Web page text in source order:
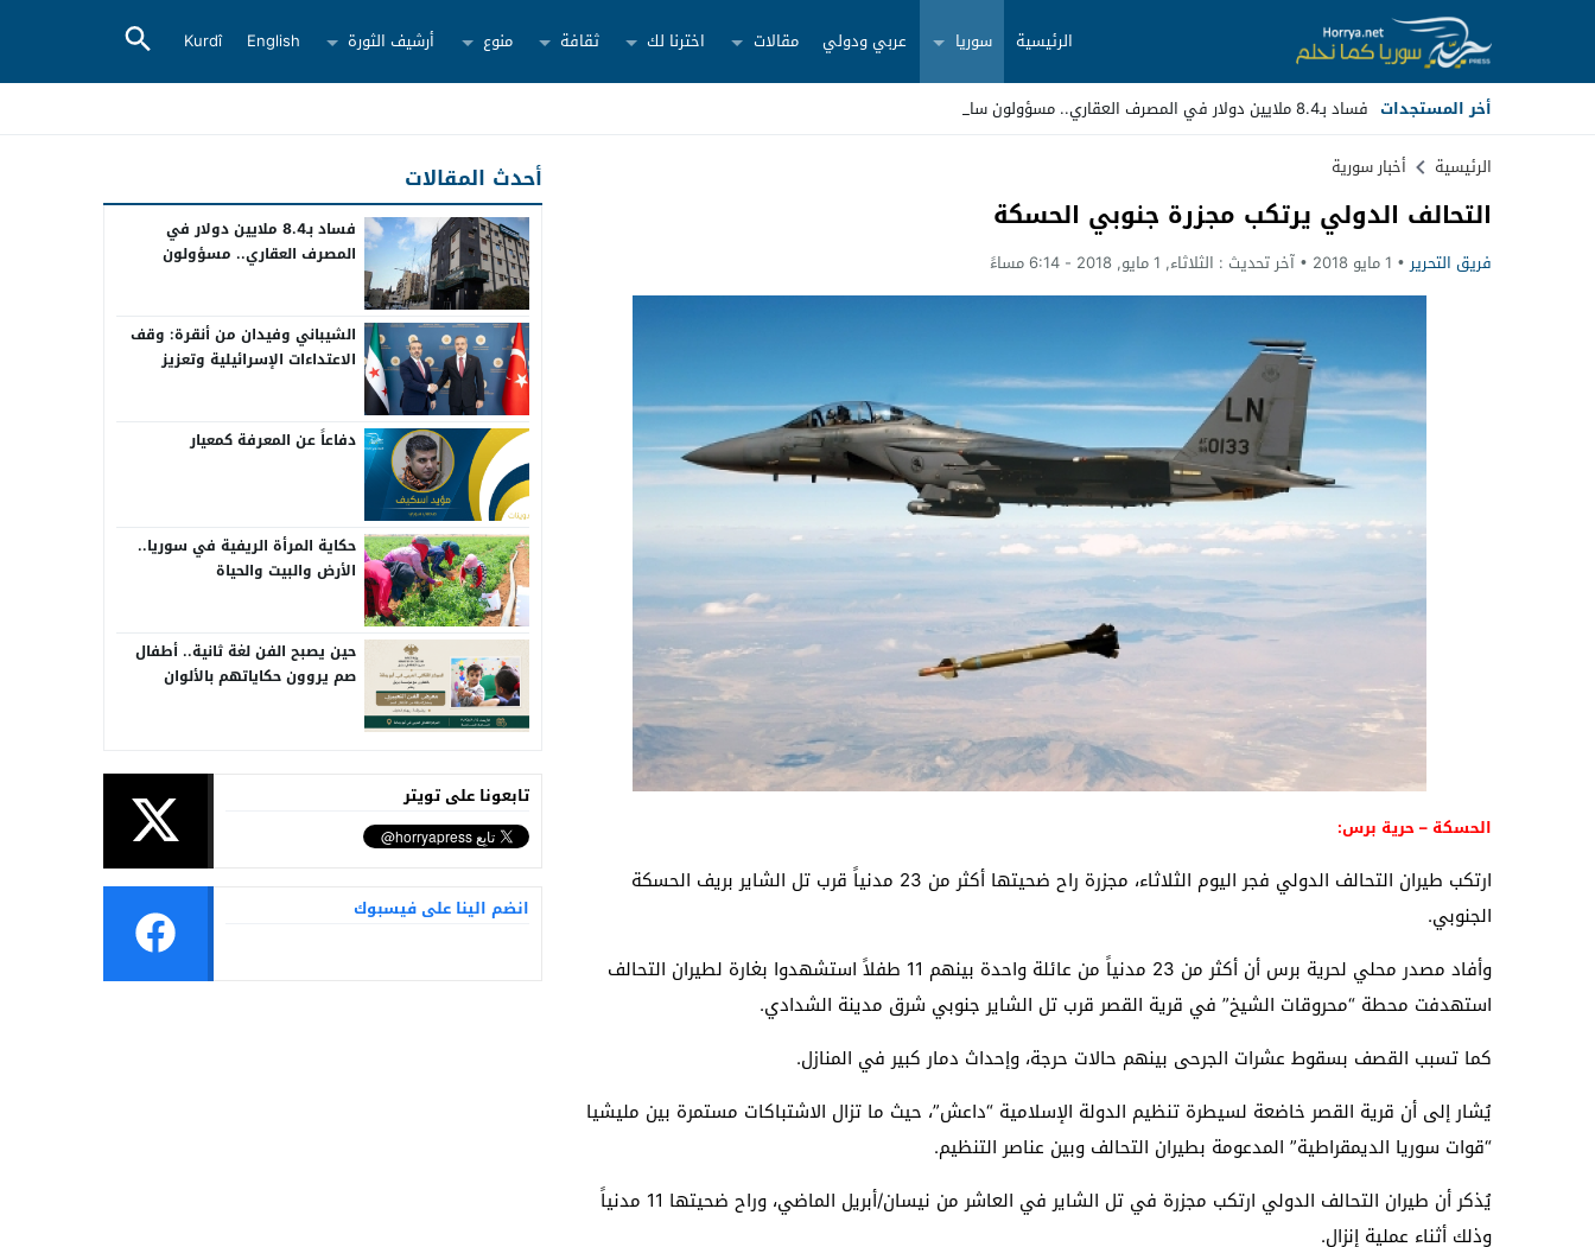
الرئيسية سوريا عربي ودولي مقالات اخترنا لك ثقافة منوع أرشيف الثورة English
Kurdî
أخر المستجدات فساد بـ8.4 ملايين دولار في المصرف العقاري.. مسؤولون سابقون أم _
Stop
Previous
Next
الرئيسية أخبار سورية
التحالف الدولي يرتكب مجزرة جنوبي الحسكة
فريق التحرير 1 مايو 2018 آخر تحديث : الثلاثاء, 1 مايو, 2018 - 6:14 مساءً
الحسكة – حرية برس:
ارتكب طيران التحالف الدولي فجر اليوم الثلاثاء، مجزرة راح ضحيتها أكثر من 23 مدنياً قرب تل الشاير بريف الحسكة
الجنوبي.
وأفاد مصدر محلي لحرية برس أن أكثر من 23 مدنياً من عائلة واحدة بينهم 11 طفلاً استشهدوا بغارة لطيران التحالف
استهدفت محطة “محروقات الشيخ” في قرية القصر قرب تل الشاير جنوبي شرق مدينة الشدادي.
كما تسبب القصف بسقوط عشرات الجرحى بينهم حالات حرجة، وإحداث دمار كبير في المنازل.
يُشار إلى أن قرية القصر خاضعة لسيطرة تنظيم الدولة الإسلامية “داعش”، حيث ما تزال الاشتباكات مستمرة بين مليشيا
“قوات سوريا الديمقراطية” المدعومة بطيران التحالف وبين عناصر التنظيم.
يُذكر أن طيران التحالف الدولي ارتكب مجزرة في تل الشاير في العاشر من نيسان/أبريل الماضي، وراح ضحيتها 11 مدنياً
وذلك أثناء عملية إنزال.
أحدث المقالات
فساد بـ8.4 ملايين دولار في
المصرف العقاري.. مسؤولون
الشيباني وفيدان من أنقرة: وقف
الاعتداءات الإسرائيلية وتعزيز
دفاعاً عن المعرفة كمعيار
حكاية المرأة الريفية في سوريا..
الأرض والبيت والحياة
حين يصبح الفن لغة ثانية.. أطفال
صم يروون حكاياتهم بالألوان
انضم الينا على فيسبوك
تابعونا على تويتر